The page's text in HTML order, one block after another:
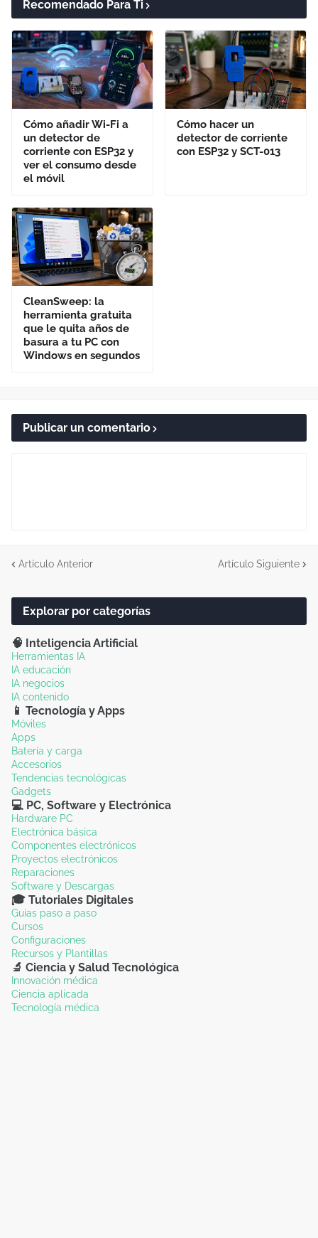
Recomendado Para Ti
Cómo añadir Wi-Fi a
un detector de
corriente con ESP32 y
ver el consumo desde
el móvil
Cómo hacer un
detector de corriente
con ESP32 y SCT-013
CleanSweep: la
herramienta gratuita
que le quita años de
basura a tu PC con
Windows en segundos
Publicar un comentario
Artículo Anterior Artículo Siguiente
Explorar por categorías
🧠 Inteligencia Artificial
Herramientas IA
IA educación
IA negocios
IA contenido
📱 Tecnología y Apps
Móviles
Apps
Batería y carga
Accesorios
Tendencias tecnológicas
Gadgets
💻 PC, Software y Electrónica
Hardware PC
Electrónica básica
Componentes electrónicos
Proyectos electrónicos
Reparaciones
Software y Descargas
🎓 Tutoriales Digitales
Guías paso a paso
Cursos
Configuraciones
Recursos y Plantillas
🔬 Ciencia y Salud Tecnológica
Innovación médica
Ciencia aplicada
Tecnología médica